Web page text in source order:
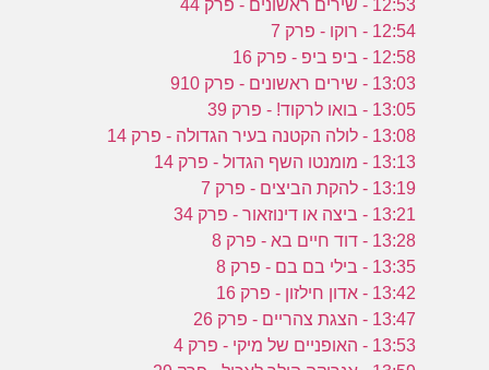
12:53 - שירים ראשונים - פרק 44
12:54 - רוקו - פרק 7
12:58 - ביפ ביפ - פרק 16
13:03 - שירים ראשונים - פרק 910
13:05 - בואו לרקוד! - פרק 39
13:08 - לולה הקטנה בעיר הגדולה - פרק 14
13:13 - מומנטו השף הגדול - פרק 14
13:19 - להקת הביצים - פרק 7
13:21 - ביצה או דינוזאור - פרק 34
13:28 - דוד חיים בא - פרק 8
13:35 - בילי בם בם - פרק 8
13:42 - אדון חילזון - פרק 16
13:47 - הצגת צהריים - פרק 26
13:53 - האופניים של מיקי - פרק 4